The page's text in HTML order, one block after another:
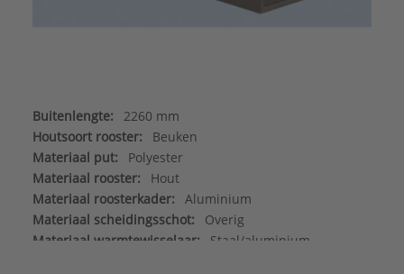
Buitenlengte:
2260 mm
Houtsoort rooster:
Beuken
Materiaal put:
Polyester
Materiaal rooster:
Hout
Materiaal roosterkader:
Aluminium
Materiaal scheidingsschot:
Overig
Materiaal warmtewisselaar:
Staal/aluminium